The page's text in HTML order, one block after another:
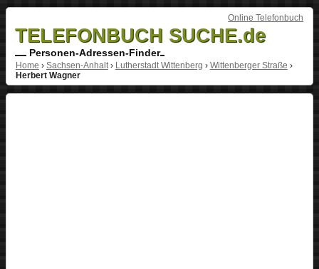
Online Telefonbuch
TELEFONBUCH SUCHE.de
Personen-Adressen-Finder
Home › Sachsen-Anhalt› Lutherstadt Wittenberg › Wittenberger Straße ›
Herbert Wagner